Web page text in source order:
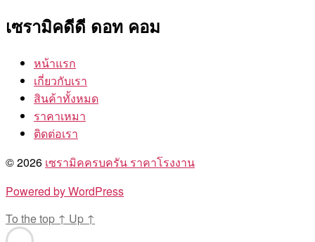
เซรามิคดีดี ดอท คอม
หน้าแรก
เกี่ยวกับเรา
สินค้าทั้งหมด
ราคาเหมา
ติดต่อเรา
© 2026 เซรามิคครบครัน ราคาโรงงาน
Powered by WordPress
To the top ↑ Up ↑